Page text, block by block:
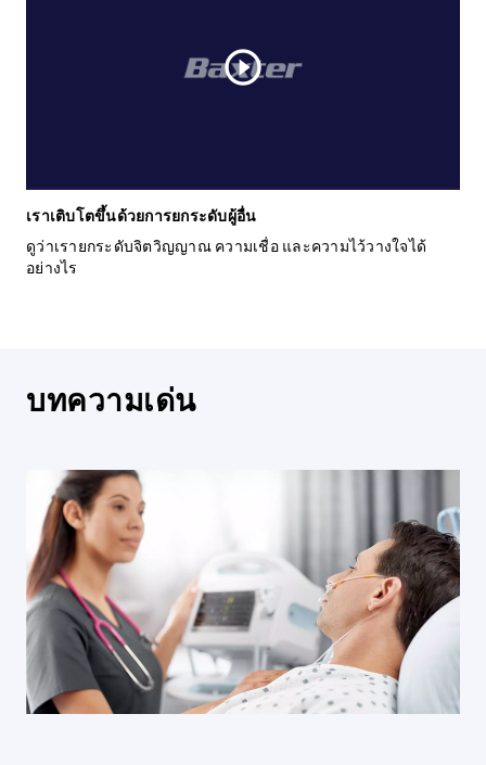
play_circle_outline
เราเติบโตขึ้นด้วยการยกระดับผู้อื่น
ดูว่าเรายกระดับจิตวิญญาณ ความเชื่อ และความไว้วางใจได้
อย่างไร
บทความเด่น